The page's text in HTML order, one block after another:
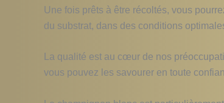
Une fois prêts à être récoltés, vous
du substrat, dans des conditions
La qualité est au cœur de nos
vous pouvez les savourer en toute